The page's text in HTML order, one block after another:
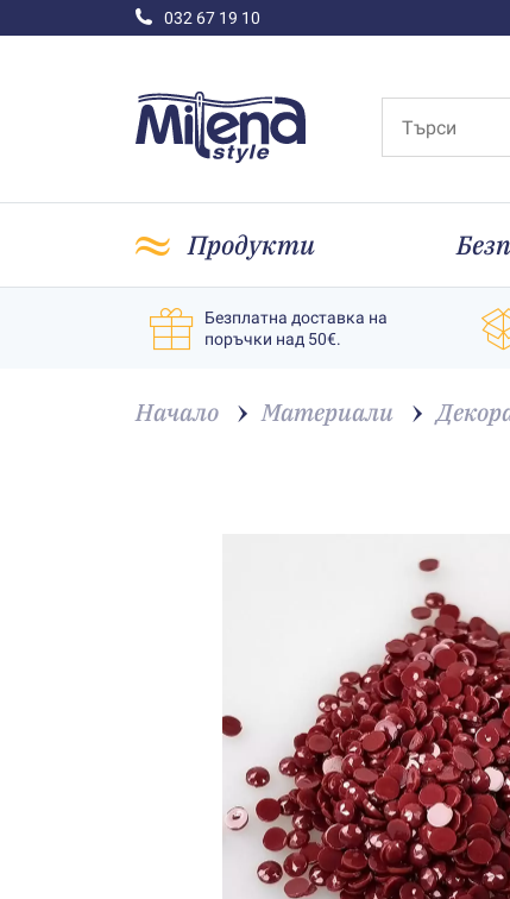
032 67 19 10
Продукти
Безплатна доставка на
поръчки над 50€.
Начало Материали